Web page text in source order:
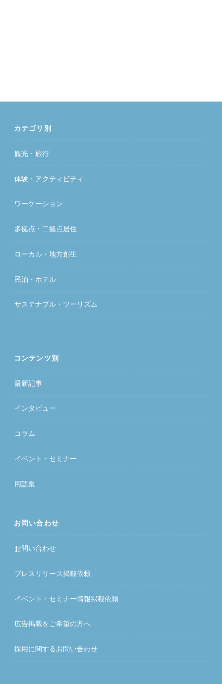
カテゴリ別
観光・旅行
体験・アクティビティ
ワーケーション
多拠点・二拠点居住
ローカル・地方創生
民泊・ホテル
サステナブル・ツーリズム
コンテンツ別
最新記事
インタビュー
コラム
イベント・セミナー
用語集
お問い合わせ
お問い合わせ
プレスリリース掲載依頼
イベント・セミナー情報掲載依頼
広告掲載をご希望の方へ
採用に関するお問い合わせ